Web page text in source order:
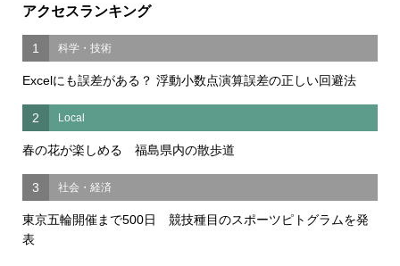
アクセスランキング
1 科学・技術
Excelにも誤差がある？ 浮動小数点演算誤差の正しい回避法
2 Local
春の花が楽しめる 福島県内の散歩道
3 社会・経済
東京五輪開催まで500日 競技種目のスポーツピトグラムを発
表